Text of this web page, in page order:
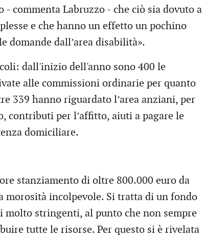
- commenta Labruzzo - che ciò sia dovuto a
e che hanno un effetto un pochino
domande dall’area disabilità».
dall'inizio dell'anno sono 400 le
alle commissioni ordinarie per quanto
339 hanno riguardato l’area anziani, per
contributi per l’affitto, aiuti a pagare le
domiciliare.
stanziamento di oltre 800.000 euro da
morosità incolpevole. Si tratta di un fondo
molto stringenti, al punto che non sempre
tutte le risorse. Per questo si è rivelata